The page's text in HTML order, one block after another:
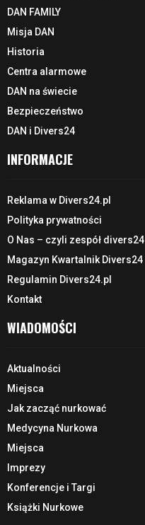
DAN FAMILY
Misja DAN
Historia
Centra alarmowe
DAN na świecie
Bezpieczeństwo
DAN i Divers24
INFORMACJE
Reklama w Divers24.pl
Polityka prywatności
O Nas – czyli zespół divers24
Magazyn Kwartalnik Divers24
Regulamin Divers24.pl
Kontakt
WIADOMOŚCI
Aktualności
Miejsca
Jak zacząć nurkować
Medycyna Nurkowa
Miejsca
Imprezy
Konferencje i Targi
Książki Nurkowe